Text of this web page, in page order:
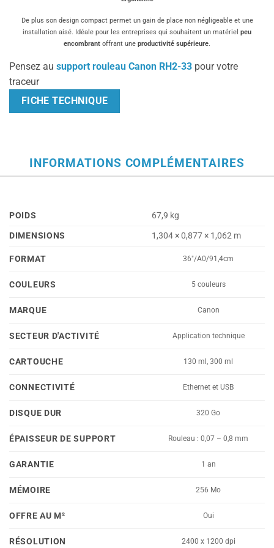
De plus son design compact permet un gain de place non négligeable et une
installation aisé. Idéale pour les entreprises qui souhaitent un matériel peu
encombrant offrant une productivité supérieure.
Pensez au support rouleau Canon RH2-33 pour votre
traceur
FICHE TECHNIQUE
INFORMATIONS COMPLÉMENTAIRES
POIDS
67,9 kg
DIMENSIONS
1,304 × 0,877 × 1,062 m
FORMAT 36"/A0/91,4cm
COULEURS 5 couleurs
MARQUE Canon
SECTEUR D'ACTIVITÉ Application technique
CARTOUCHE 130 ml, 300 ml
CONNECTIVITÉ Ethernet et USB
DISQUE DUR 320 Go
ÉPAISSEUR DE SUPPORT Rouleau : 0,07 – 0,8 mm
GARANTIE 1 an
MÉMOIRE 256 Mo
OFFRE AU M² Oui
RÉSOLUTION 2400 x 1200 dpi